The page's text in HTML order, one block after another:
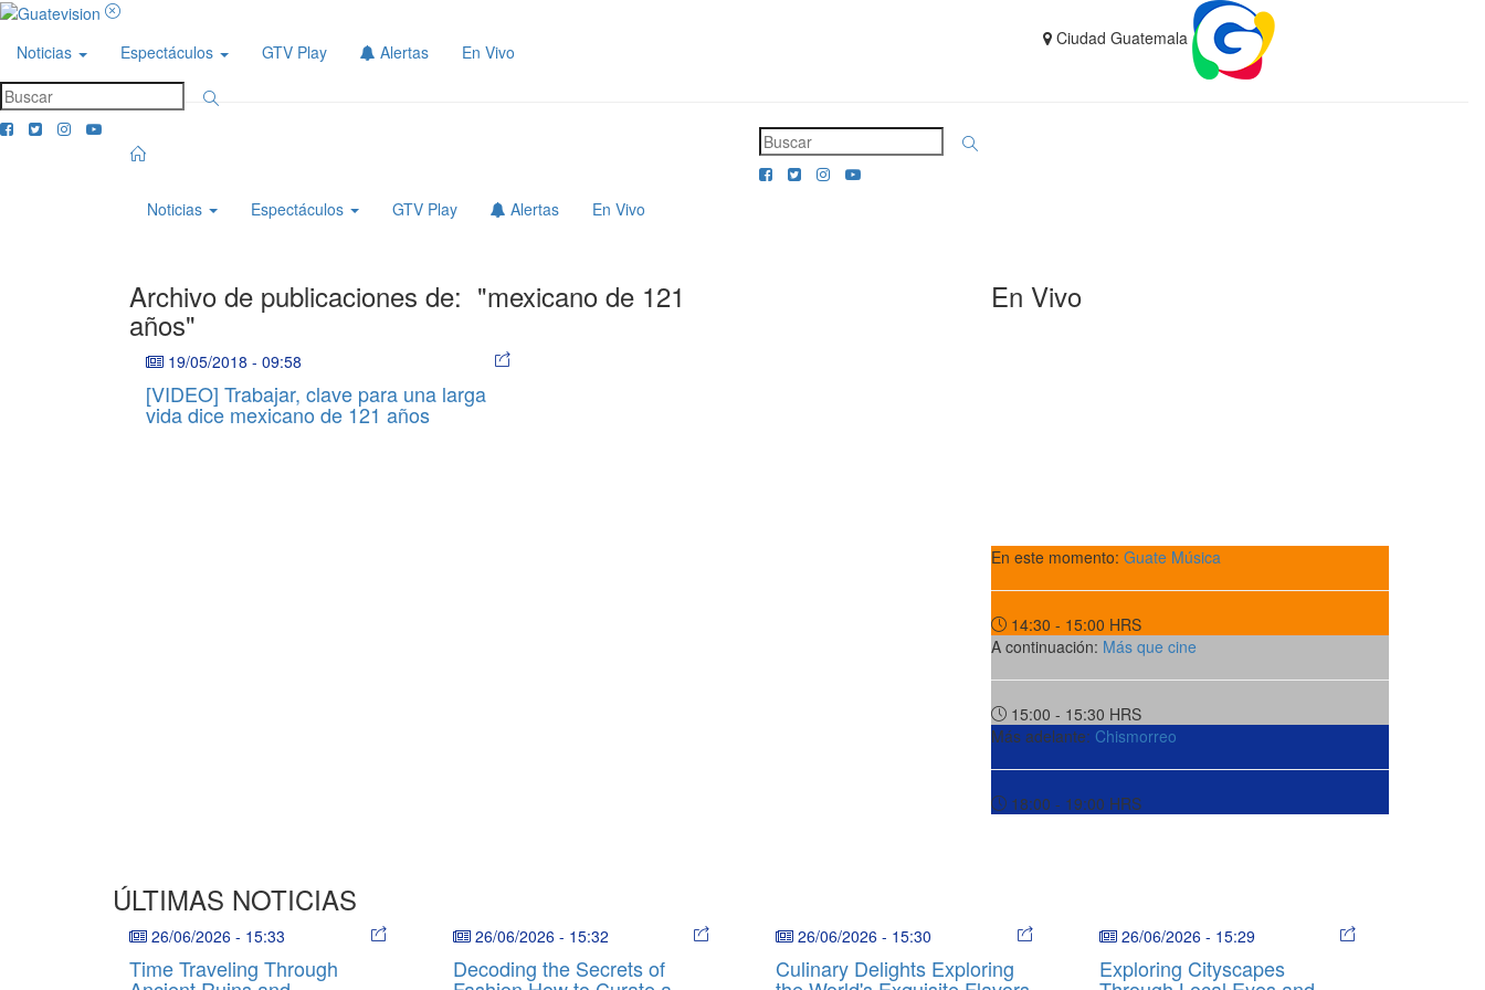
Noticias Espectáculos GTV Play Alertas En Vivo
Ciudad Guatemala
Noticias Espectáculos GTV Play Alertas En Vivo
Archivo de publicaciones de: "mexicano de 121
años"
19/05/2018 - 09:58
[VIDEO] Trabajar, clave para una larga
vida dice mexicano de 121 años
En Vivo
En este momento: Guate Música
14:30 - 15:00 HRS
A continuación: Más que cine
15:00 - 15:30 HRS
Más adelante: Chismorreo
18:00 - 19:00 HRS
ÚLTIMAS NOTICIAS
26/06/2026 - 15:33
Time Traveling Through
26/06/2026 - 15:32
Decoding the Secrets of
26/06/2026 - 15:30
Culinary Delights Exploring
26/06/2026 - 15:29
Exploring Cityscapes